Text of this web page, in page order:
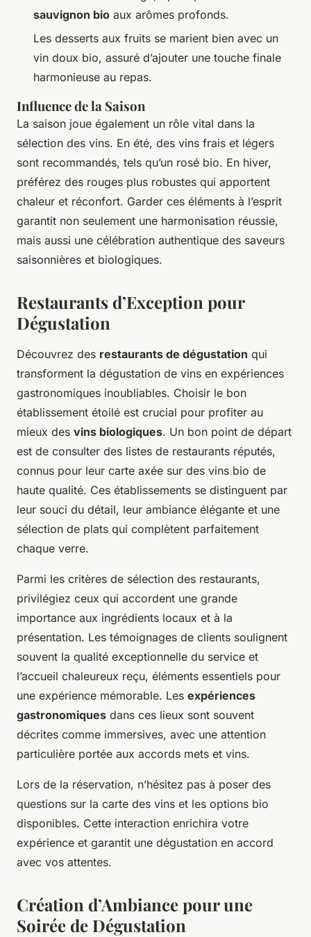
sauvignon bio aux arômes profonds.
Les desserts aux fruits se marient bien avec un
vin doux bio, assuré d’ajouter une touche finale
harmonieuse au repas.
Influence de la Saison
La saison joue également un rôle vital dans la
sélection des vins. En été, des vins frais et légers
sont recommandés, tels qu’un rosé bio. En hiver,
préférez des rouges plus robustes qui apportent
chaleur et réconfort. Garder ces éléments à l’esprit
garantit non seulement une harmonisation réussie,
mais aussi une célébration authentique des saveurs
saisonnières et biologiques.
Restaurants d’Exception pour
Dégustation
Découvrez des restaurants de dégustation qui
transforment la dégustation de vins en expériences
gastronomiques inoubliables. Choisir le bon
établissement étoilé est crucial pour profiter au
mieux des vins biologiques. Un bon point de départ
est de consulter des listes de restaurants réputés,
connus pour leur carte axée sur des vins bio de
haute qualité. Ces établissements se distinguent par
leur souci du détail, leur ambiance élégante et une
sélection de plats qui complètent parfaitement
chaque verre.
Parmi les critères de sélection des restaurants,
privilégiez ceux qui accordent une grande
importance aux ingrédients locaux et à la
présentation. Les témoignages de clients soulignent
souvent la qualité exceptionnelle du service et
l’accueil chaleureux reçu, éléments essentiels pour
une expérience mémorable. Les expériences
gastronomiques dans ces lieux sont souvent
décrites comme immersives, avec une attention
particulière portée aux accords mets et vins.
Lors de la réservation, n’hésitez pas à poser des
questions sur la carte des vins et les options bio
disponibles. Cette interaction enrichira votre
expérience et garantit une dégustation en accord
avec vos attentes.
Création d’Ambiance pour une
Soirée de Dégustation